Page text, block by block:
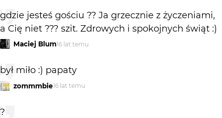
gdzie jesteś gościu ?? Ja grzecznie z życzeniami,
a Cię niet ??? szit. Zdrowych i spokojnych świąt :)
Maciej Blum16 lat temu
był miło :) papaty
zommmbie16 lat temu
?